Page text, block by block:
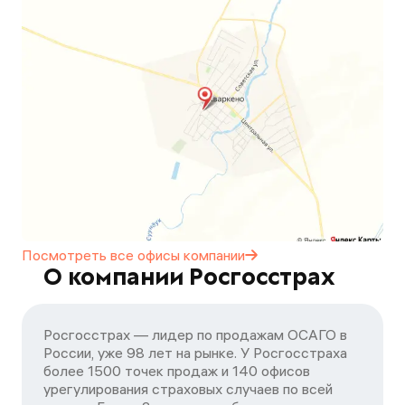
Посмотреть все офисы компании
О компании Росгосстрах
Росгосстрах — лидер по продажам ОСАГО в
России, уже 98 лет на рынке. У Росгосстраха
более 1500 точек продаж и 140 офисов
урегулирования страховых случаев по всей